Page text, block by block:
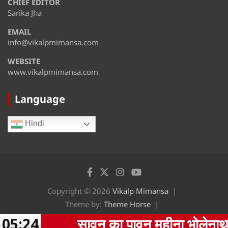
August 13
Thursday
August 14
Friday
CHIEF EDITOR
Sarika Jha
EMAIL
info@vikalpmimansa.com
WEBSITE
www.vikalpmimansa.com
Language
Hindi
Copyright © 2026 Vikalp Mimansa
Theme by: Theme Horse
Proudly Powered by:WordPress
सावन का पावन महीना भोलेनाथ की
05:24